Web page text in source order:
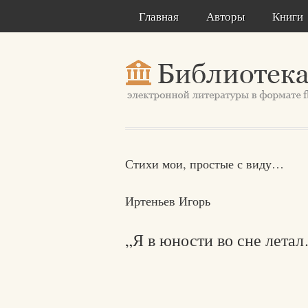
Главная Авторы Книги
Стихи мои, простые с виду…
Иртеньев Игорь
„Я в юности во сне